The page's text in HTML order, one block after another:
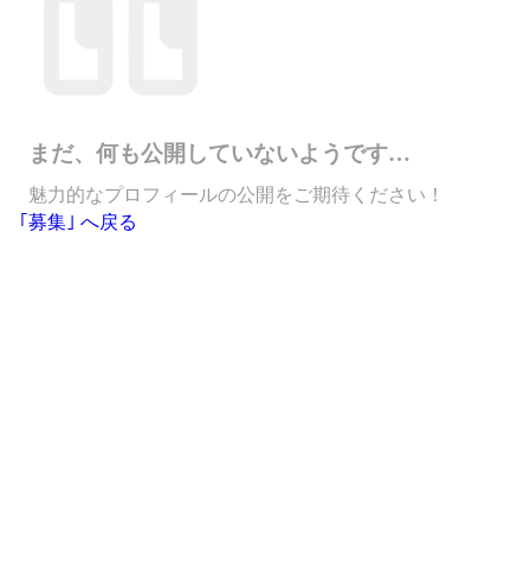
まだ、何も公開していないようです…
魅力的なプロフィールの公開をご期待ください！
｢募集｣ へ戻る